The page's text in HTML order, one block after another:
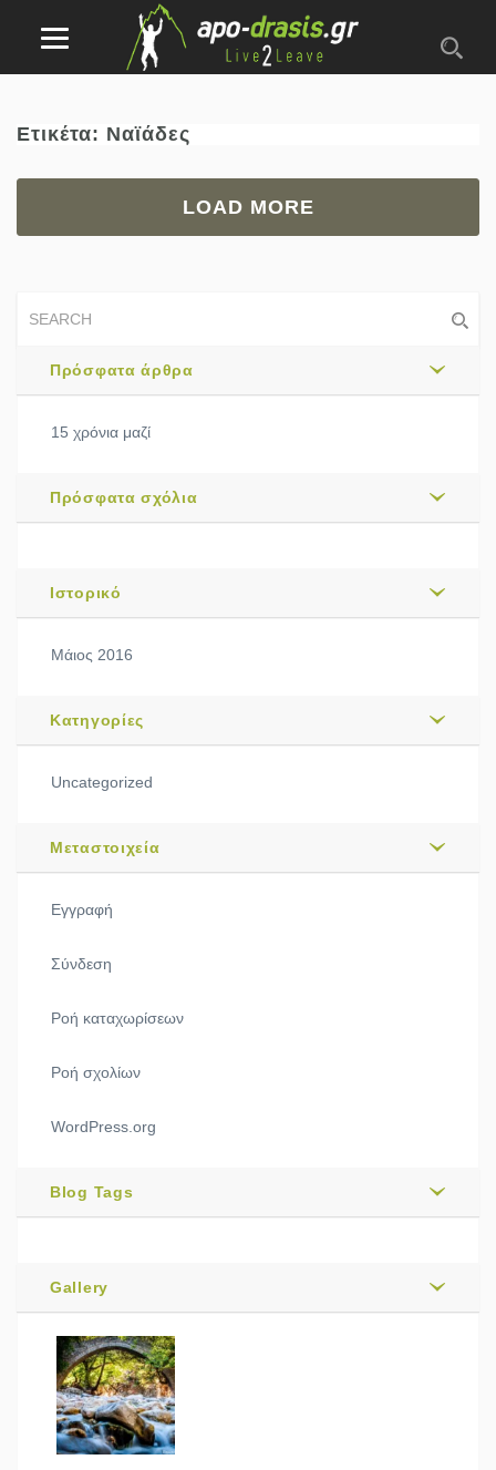
Ετικέτα: Ναϊάδες
LOAD MORE
Πρόσφατα άρθρα
15 χρόνια μαζί
Πρόσφατα σχόλια
Ιστορικό
Μάιος 2016
Kατηγορίες
Uncategorized
Μεταστοιχεία
Εγγραφή
Σύνδεση
Ροή καταχωρίσεων
Ροή σχολίων
WordPress.org
Blog Tags
Gallery